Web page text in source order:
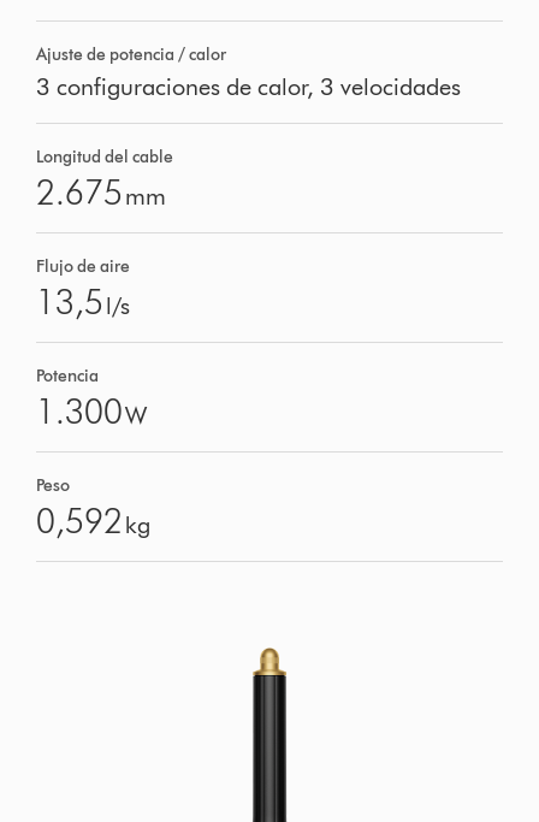
Ajuste de potencia / calor
3 configuraciones de calor, 3 velocidades
Longitud del cable
2.675 mm
Flujo de aire
13,5 l/s
Potencia
1.300W
Peso
0,592 kg